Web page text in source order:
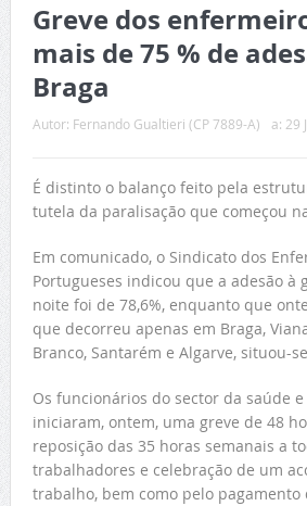
Greve dos
mais de 75 % de
Braga
Autor: Fernando Gualtieri (CP 7889-A) a: 29
É distinto o balanço feito pela
tutela da paralisação que começou
Em comunicado, o Sindicato dos
Portugueses indicou que a adesão à
noite foi de 78,6%, enquanto que
que decorreu apenas em Braga,
Branco, Santarém e Algarve, situou-
Os funcionários do sector da saúde
iniciaram, ontem, uma greve de 48
reposição das 35 horas semanais a
trabalhadores e celebração de um
trabalho, bem como pelo pagamento